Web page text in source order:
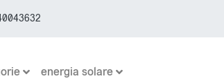
energia solare